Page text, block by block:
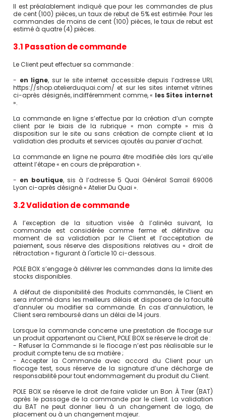
Il est préalablement indiqué que pour les commandes de plus
de cent (100) pièces, un taux de rebut de 5% est estimée. Pour les
commandes de moins de cent (100) pièces, le taux de rebut est
estimé à quatre (4) pièces.
3.1 Passation de commande
Le Client peut effectuer sa commande :
- en ligne, sur le site internet accessible depuis l’adresse URL
https://shop.atelierduquai.com/ et sur les sites internet vitrines
ci-après désignés, indifféremment comme, « les Sites internet
».
La commande en ligne s’effectue par la création d’un compte
client par le biais de la rubrique « mon compte » mis à
disposition sur le site ou sans création de compte client et la
validation des produits et services ajoutés au panier d’achat.
La commande en ligne ne pourra être modifiée dès lors qu’elle
atteint l’étape « en cours de préparation ».
- en boutique, sis à l’adresse 5 Quai Général Sarrail 69006
Lyon ci-après désigné « Atelier Du Quai ».
3.2 Validation de commande
A l’exception de la situation visée à l’alinéa suivant, la
commande est considérée comme ferme et définitive au
moment de sa validation par le Client et l’acceptation de
paiement, sous réserve des dispositions relatives au « droit de
rétractation » figurant à l'article 10 ci-dessous.
POLE BOX s’engage à délivrer les commandes dans la limite des
stocks disponibles.
A défaut de disponibilité des Produits commandés, le Client en
sera informé dans les meilleurs délais et disposera de la faculté
d’annuler ou modifier sa commande. En cas d’annulation, le
Client sera remboursé dans un délai de 14 jours.
Lorsque la commande concerne une prestation de flocage sur
un produit appartenant au Client, POLE BOX se réserve le droit de :
- Refuser la Commande si le flocage n’est pas réalisable sur le
produit compte tenu de sa matière ;
- Accepter la Commande avec accord du Client pour un
flocage test, sous réserve de la signature d’une décharge de
responsabilité pour tout endommagement du produit du Client.
POLE BOX se réserve le droit de faire valider un Bon À Tirer (BAT)
après le passage de la commande par le client. La validation
du BAT ne peut donner lieu à un changement de logo, de
placement ou à un changement majeur.